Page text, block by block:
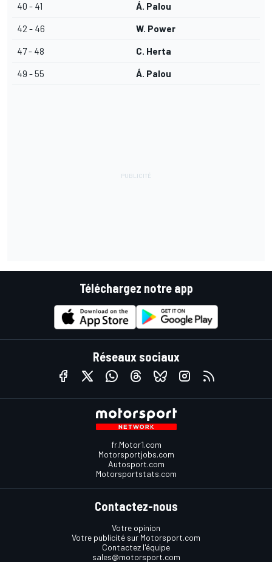
40 - 41 Á. Palou
42 - 46 W. Power
47 - 48 C. Herta
49 - 55 Á. Palou
Téléchargez notre app
Réseaux sociaux
fr.Motor1.com
Motorsportjobs.com
Autosport.com
Motorsportstats.com
Contactez-nous
Votre opinion
Votre publicité sur Motorsport.com
Contactez l'équipe
sales@motorsport.com